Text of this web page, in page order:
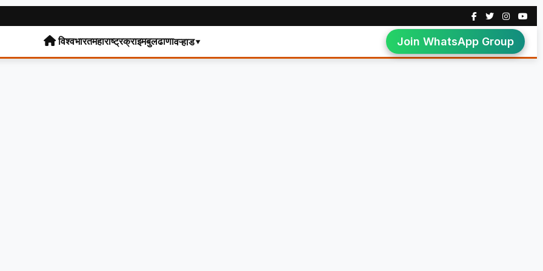
विश्वभारतमहाराष्ट्रक्राइमबुलढाणावऱ्हाड▾ Join WhatsApp Group